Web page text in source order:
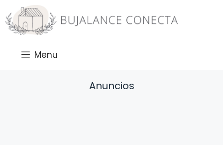
Saltar
al
contenido
Menu
Anuncios